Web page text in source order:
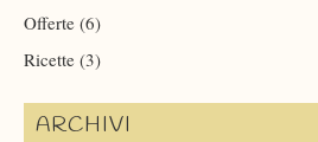
Offerte (6)
Ricette (3)
ARCHIVI